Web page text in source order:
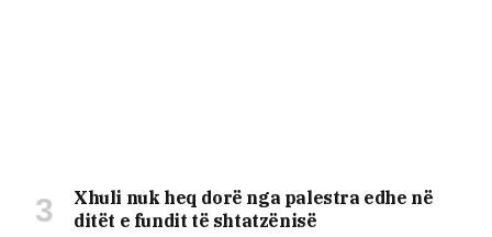
Xhuli nuk heq dorë nga palestra edhe në
ditët e fundit të shtatzënisë